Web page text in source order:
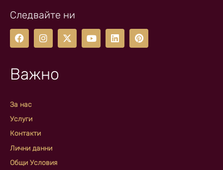
Следвайте ни
Важно
За нас
Услуги
Контакти
Лични данни
Общи Условия